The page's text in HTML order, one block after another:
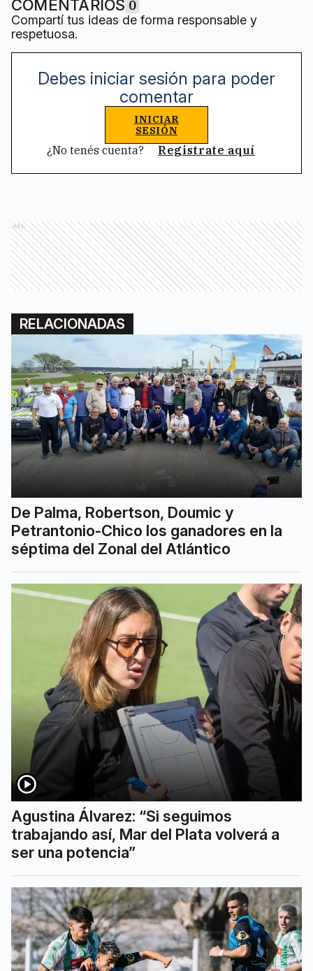
COMENTARIOS 0
Compartí tus ideas de forma responsable y
respetuosa.
Debes iniciar sesión para poder
comentar
INICIAR
SESIÓN
¿No tenés cuenta? Registrate aquí
Ads
RELACIONADAS
De Palma, Robertson, Doumic y
Petrantonio-Chico los ganadores en la
séptima del Zonal del Atlántico
Agustina Álvarez: “Si seguimos
trabajando así, Mar del Plata volverá a
ser una potencia”